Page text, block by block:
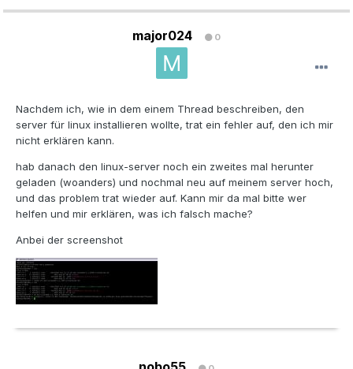
major024 0
Nachdem ich, wie in dem einem Thread beschreiben, den
server für linux installieren wollte, trat ein fehler auf, den ich mir
nicht erklären kann.
hab danach den linux-server noch ein zweites mal herunter
geladen (woanders) und nochmal neu auf meinem server hoch,
und das problem trat wieder auf. Kann mir da mal bitte wer
helfen und mir erklären, was ich falsch mache?
Anbei der screenshot